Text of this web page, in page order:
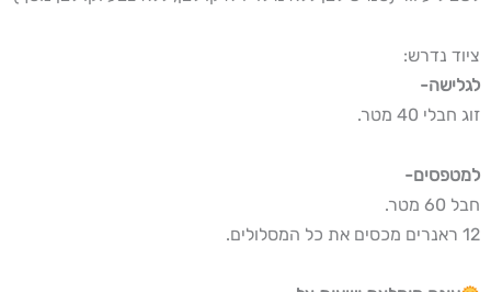
ציוד נדרש:
לגלישה-
זוג חבלי 40 מטר.
למטפסים-
חבל 60 מטר.
12 ראנרים מכסים את כל המסלולים.